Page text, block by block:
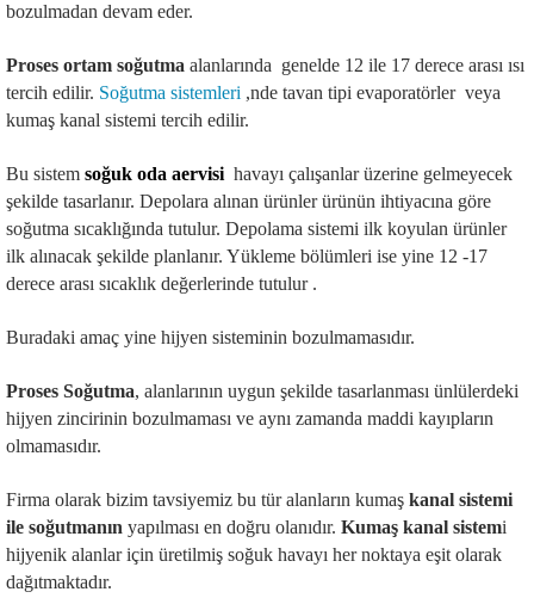
bozulmadan devam eder.
Proses ortam soğutma alanlarında genelde 12 ile 17 derece arası ısı
tercih edilir. Soğutma sistemleri ,nde tavan tipi evaporatörler veya
kumaş kanal sistemi tercih edilir.
Bu sistem soğuk oda aervisi havayı çalışanlar üzerine gelmeyecek
şekilde tasarlanır. Depolara alınan ürünler ürünün ihtiyacına göre
soğutma sıcaklığında tutulur. Depolama sistemi ilk koyulan ürünler
ilk alınacak şekilde planlanır. Yükleme bölümleri ise yine 12 -17
derece arası sıcaklık değerlerinde tutulur .
Buradaki amaç yine hijyen sisteminin bozulmamasıdır.
Proses Soğutma, alanlarının uygun şekilde tasarlanması ünlülerdeki
hijyen zincirinin bozulmaması ve aynı zamanda maddi kayıpların
olmamasıdır.
Firma olarak bizim tavsiyemiz bu tür alanların kumaş kanal sistemi
ile soğutmanın yapılması en doğru olanıdır. Kumaş kanal sistemi
hijyenik alanlar için üretilmiş soğuk havayı her noktaya eşit olarak
dağıtmaktadır.